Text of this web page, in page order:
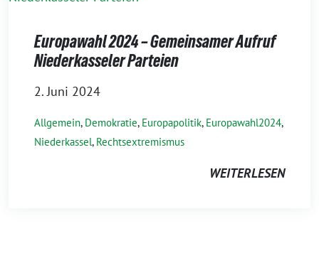
Europawahl 2024 – Gemeinsamer Aufruf
Niederkasseler Parteien
2. Juni 2024
Allgemein, Demokratie, Europapolitik, Europawahl2024,
Niederkassel, Rechtsextremismus
WEITERLESEN